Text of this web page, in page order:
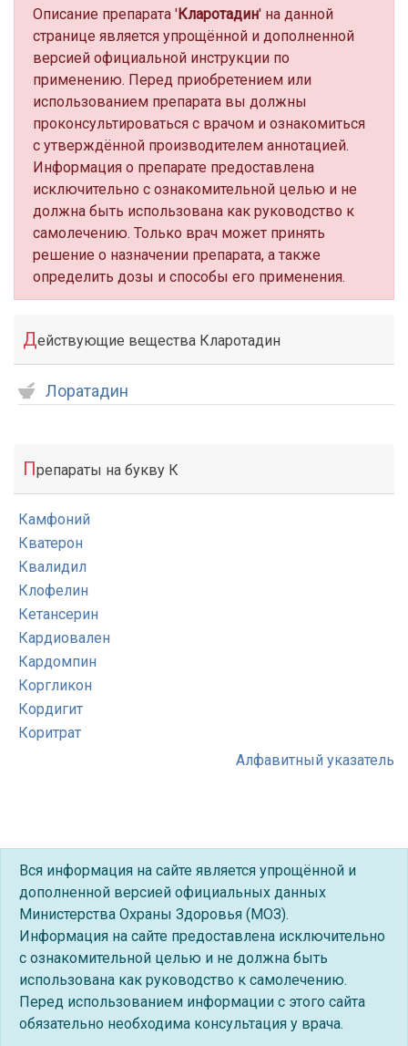
Описание препарата 'Кларотадин' на данной
странице является упрощённой и дополненной
версией официальной инструкции по
применению. Перед приобретением или
использованием препарата вы должны
проконсультироваться с врачом и ознакомиться
с утверждённой производителем аннотацией.
Информация о препарате предоставлена
исключительно с ознакомительной целью и не
должна быть использована как руководство к
самолечению. Только врач может принять
решение о назначении препарата, а также
определить дозы и способы его применения.
Действующие вещества Кларотадин
Лоратадин
Препараты на букву К
Камфоний
Кватерон
Квалидил
Клофелин
Кетансерин
Кардиовален
Кардомпин
Коргликон
Кордигит
Коритрат
Алфавитный указатель
Вся информация на сайте является упрощённой и
дополненной версией официальных данных
Министерства Охраны Здоровья (МОЗ).
Информация на сайте предоставлена исключительно
с ознакомительной целью и не должна быть
использована как руководство к самолечению.
Перед использованием информации с этого сайта
обязательно необходима консультация у врача.